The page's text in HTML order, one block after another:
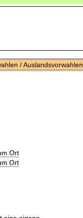
/ Auslandsvorwahlen
Ort
Ort